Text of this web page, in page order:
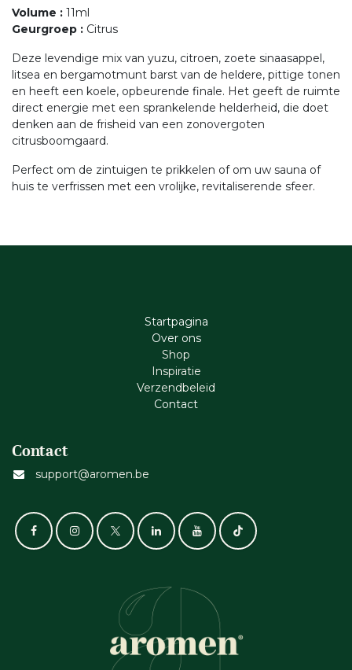
Volume : 11ml
Geurgroep : Citrus
Deze levendige mix van yuzu, citroen, zoete sinaasappel,
litsea en bergamotmunt barst van de heldere, pittige tonen
en heeft een koele, opbeurende finale. Het geeft de ruimte
direct energie met een sprankelende helderheid, die doet
denken aan de frisheid van een zonovergoten
citrusboomgaard.
Perfect om de zintuigen te prikkelen of om uw sauna of
huis te verfrissen met een vrolijke, revitaliserende sfeer.
Startpagina
Ove​r​ ons
Shop
Inspiratie
Verzendbeleid
Cont​act
Contact
support@aromen.be